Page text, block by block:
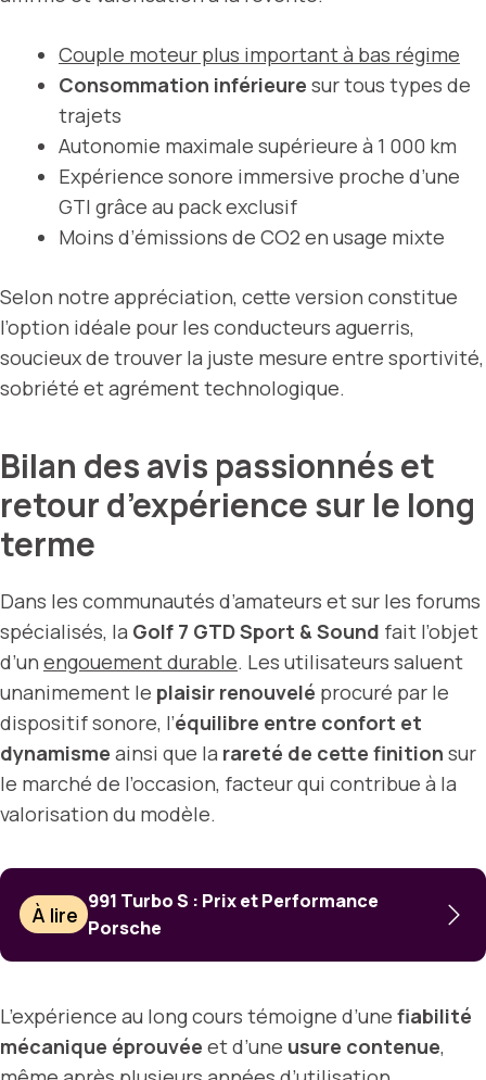
Couple moteur plus important à bas régime
Consommation inférieure sur tous types de
trajets
Autonomie maximale supérieure à 1 000 km
Expérience sonore immersive proche d’une
GTI grâce au pack exclusif
Moins d’émissions de CO2 en usage mixte
Selon notre appréciation, cette version constitue
l’option idéale pour les conducteurs aguerris,
soucieux de trouver la juste mesure entre sportivité,
sobriété et agrément technologique.
Bilan des avis passionnés et
retour d’expérience sur le long
terme
Dans les communautés d’amateurs et sur les forums
spécialisés, la Golf 7 GTD Sport & Sound fait l’objet
d’un engouement durable. Les utilisateurs saluent
unanimement le plaisir renouvelé procuré par le
dispositif sonore, l’équilibre entre confort et
dynamisme ainsi que la rareté de cette finition sur
le marché de l’occasion, facteur qui contribue à la
valorisation du modèle.
À lire
991 Turbo S : Prix et Performance
Porsche
L’expérience au long cours témoigne d’une fiabilité
mécanique éprouvée et d’une usure contenue,